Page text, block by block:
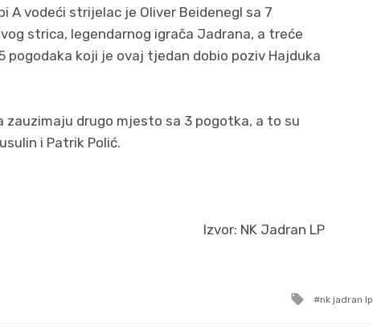
A vodeći strijelac je Oliver Beidenegl sa 7
strica, legendarnog igrača Jadrana, a treće
pogodaka koji je ovaj tjedan dobio poziv Hajduka
zauzimaju drugo mjesto sa 3 pogotka, a to su
i Patrik Polić.
Izvor: NK Jadran LP
Tagged
nk jadran lp